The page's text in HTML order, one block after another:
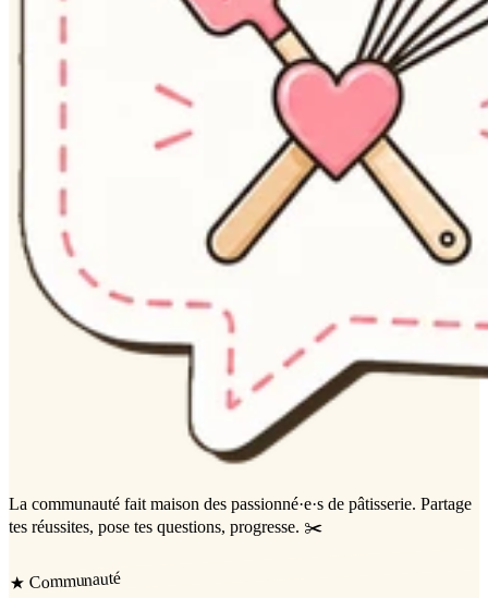
La communauté fait maison des passionné·e·s de pâtisserie. Partage
tes réussites, pose tes questions, progresse. ✂️
★ Communauté